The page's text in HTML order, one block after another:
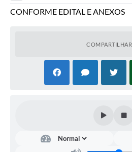
CONFORME EDITAL E ANEXOS
COMPARTILHAR